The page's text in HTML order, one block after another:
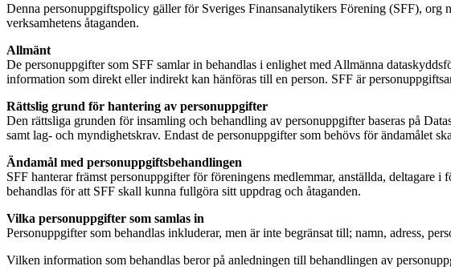
Denna personuppgiftspolicy gäller för Sveriges Finansanalytikers Förening (SFF),
verksamhetens åtaganden.
Allmänt
De personuppgifter som SFF samlar in behandlas i enlighet med Allmänna
information som direkt eller indirekt kan hänföras till en person. SFF är
Rättslig grund för hantering av personuppgifter
Den rättsliga grunden för insamling och behandling av personuppgifter baseras på
samt lag- och myndighetskrav. Endast de personuppgifter som behövs för ändamålet
Ändamål med personuppgiftsbehandlingen
SFF hanterar främst personuppgifter för föreningens medlemmar, anställda, deltagare
behandlas för att SFF skall kunna fullgöra sitt uppdrag och åtaganden.
Vilka personuppgifter som samlas in
Personuppgifter som behandlas inkluderar, men är inte begränsat till; namn, adress,
Vilken information som behandlas beror på anledningen till behandlingen av